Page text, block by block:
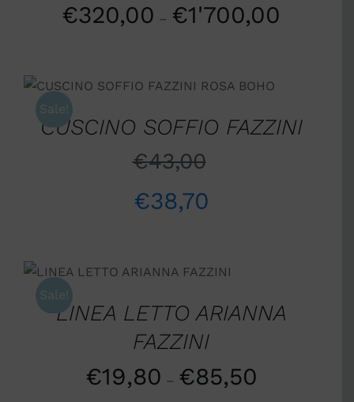
€320,00 – €1'700,00
Sale!
SCEGLI
/
DETTAGLI
CUSCINO SOFFIO FAZZINI
€43,00
€38,70
Sale!
SCEGLI
/
DETTAGLI
LINEA LETTO ARIANNA
FAZZINI
€19,80 – €85,50